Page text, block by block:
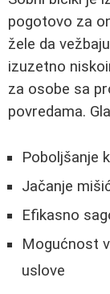
pogotovo za
žele da
izuzetno
za osobe sa
povredama.
Poboljšanje
Jačanje
Efikasno
Mogućnost
uslove